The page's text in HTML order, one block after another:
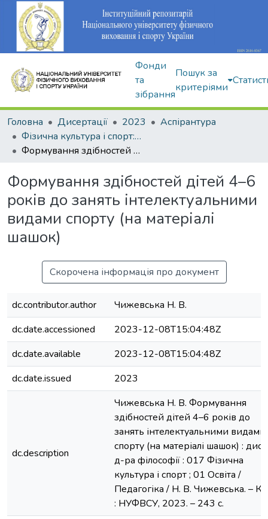
Фонди
та
зібрання
Пошук за
критеріями
Головна Дисертації 2023
Аспірантура
Фізична культура і спорт: 017
Формування здібностей дітей 4–6 років до занять інтелектуальними видами спорту (на матеріалі шашок)
Формування здібностей дітей 4–6
років до занять інтелектуальними
видами спорту (на матеріалі
шашок)
Скорочена інформація про документ
dc.contributor.author
Чижевська Н. В.
dc.date.accessioned
2023-12-08T15:04:48Z
dc.date.available
2023-12-08T15:04:48Z
dc.date.issued
2023
dc.description
Чижевська Н. В. Формування
здібностей дітей 4–6 років до
занять інтелектуальними видами
спорту (на матеріалі шашок) : дис.
д-ра філософії : 017 Фізична
культура і спорт ; 01 Освіта /
Педагогіка / Н. В. Чижевська. –
: НУФВСУ, 2023. – 243 с.